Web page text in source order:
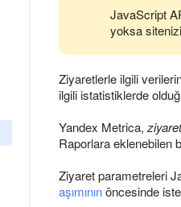
JavaScript
yoksa
Ziyaretlerle ilgili
ilgili istatistiklerde
Yandex Metrica,
Raporlara eklenebilen
Ziyaret parametreleri
aşımınınöncesinde